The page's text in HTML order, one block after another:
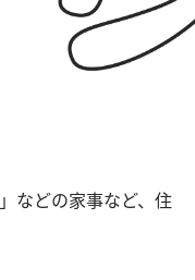
などの家事など、住